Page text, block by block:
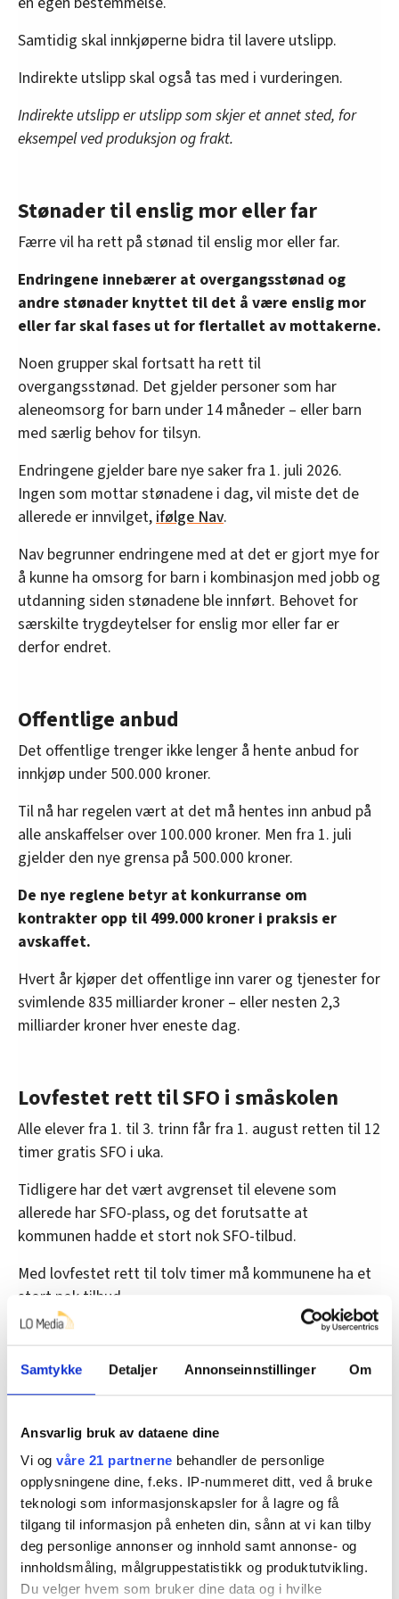
Samtykke Detaljer Annonseinnstillinger Om
Ansvarlig bruk av dataene dine
Vi og våre 21 partnerne behandler de personlige
opplysningene dine, f.eks. IP-nummeret ditt, ved å bruke
teknologi som informasjonskapsler for å lagre og få
tilgang til informasjon på enheten din, sånn at vi kan tilby
deg personlige annonser og innhold samt annonse- og
innholdsmåling, målgruppestatistikk og produktutvikling.
Du velger hvem som bruker dine data og i hvilke
Samtidig skal innkjøperne bidra til lavere utslipp.
Indirekte utslipp skal også tas med i vurderingen.
Indirekte utslipp er utslipp som skjer et annet sted, for
eksempel ved produksjon og frakt.
Stønader til enslig mor eller far
Færre vil ha rett på stønad til enslig mor eller far.
Endringene innebærer at overgangsstønad og
andre stønader knyttet til det å være enslig mor
eller far skal fases ut for flertallet av mottakerne.
Noen grupper skal fortsatt ha rett til
overgangsstønad. Det gjelder personer som har
aleneomsorg for barn under 14 måneder – eller barn
med særlig behov for tilsyn.
Endringene gjelder bare nye saker fra 1. juli 2026.
Ingen som mottar stønadene i dag, vil miste det de
allerede er innvilget,ifølge Nav.
Nav begrunner endringene med at det er gjort mye for
å kunne ha omsorg for barn i kombinasjon med jobb og
utdanning siden stønadene ble innført. Behovet for
særskilte trygdeytelser for enslig mor eller far er
derfor endret.
Offentlige anbud
Det offentlige trenger ikke lenger å hente anbud for
innkjøp under 500.000 kroner.
Til nå har regelen vært at det må hentes inn anbud på
alle anskaffelser over 100.000 kroner. Men fra 1. juli
gjelder den nye grensa på 500.000 kroner.
De nye reglene betyr at konkurranse om
kontrakter opp til 499.000 kroner i praksis er
avskaffet.
Hvert år kjøper det offentlige inn varer og tjenester for
svimlende 835 milliarder kroner – eller nesten 2,3
milliarder kroner hver eneste dag.
Lovfestet rett til SFO i småskolen
Alle elever fra 1. til 3. trinn får fra 1. august retten til 12
timer gratis SFO i uka.
Tidligere har det vært avgrenset til elevene som
allerede har SFO-plass, og det forutsatte at
kommunen hadde et stort nok SFO-tilbud.
Med lovfestet rett til tolv timer må kommunene ha et
stort nok tilbud.
Turistskatt blir lov
Kommunene kan nå kreve inn et såkalt besøksbidrag
fra tilreisende turister. Det er frivillig for kommunens
del, og satsen kan være på opptil 3 prosent av
totalprisen inkludert moms.
Campingturister slipper avgiften, mens generell
overnatting skal betale.
I øyeblikket forberedes også en cruiseavgift som etter
planen skal tre i kraft ved nyttår.